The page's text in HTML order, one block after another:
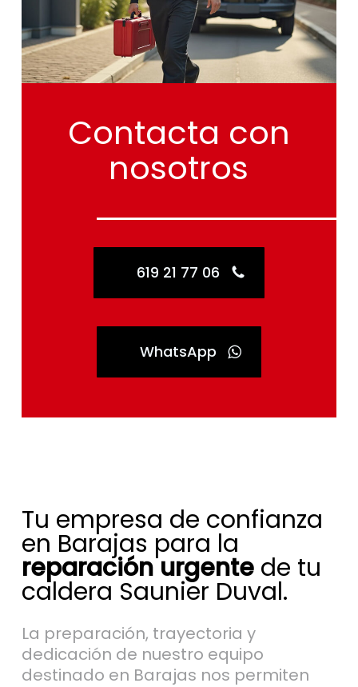
Contacta con
nosotros
619 21 77 06
WhatsApp
Tu empresa de confianza
en Barajas para la
reparación urgentede tu
caldera Saunier Duval.
La preparación, trayectoria y
dedicación de nuestro equipo
destinado en Barajas nos permiten